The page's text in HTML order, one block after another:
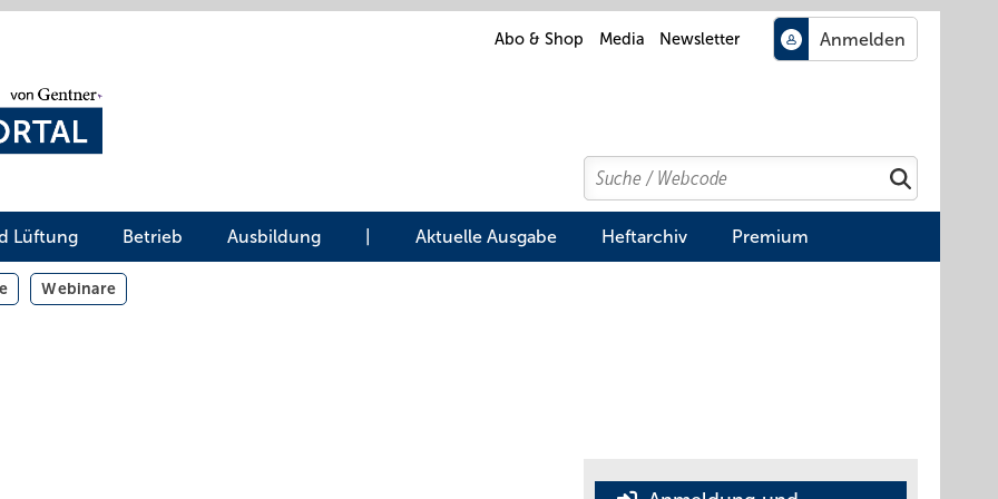
Abo & Shop Media Newsletter
Search
Suchen
Lüftung Betrieb Ausbildung Aktuelle Ausgabe Heftarchiv Premium
Webinare